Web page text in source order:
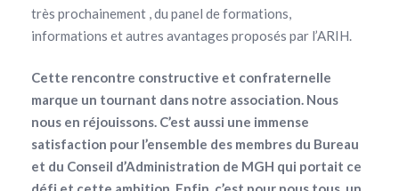
très prochainement , du panel de formations,
informations et autres avantages proposés par l’ARIH.
Cette rencontre constructive et confraternelle
marque un tournant dans notre association. Nous
nous en réjouissons. C’est aussi une immense
satisfaction pour l’ensemble des membres du Bureau
et du Conseil d’Administration de MGH qui portait ce